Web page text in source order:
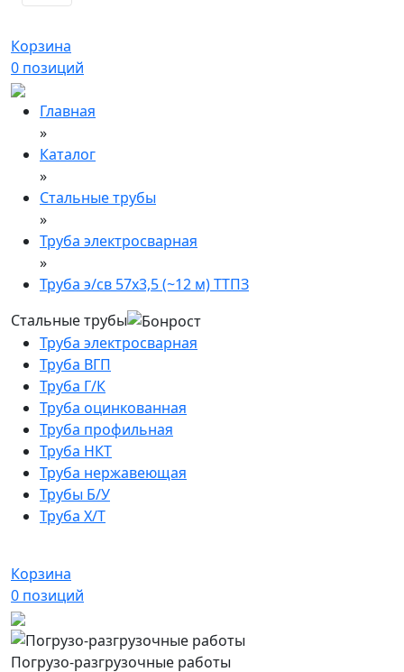
Корзина
0 позиций
Главная
»
Каталог
»
Стальные трубы
»
Труба электросварная
»
Труба э/св 57х3,5 (~12 м) ТТПЗ
Стальные трубы
Труба электросварная
Труба ВГП
Труба Г/К
Труба оцинкованная
Труба профильная
Труба НКТ
Труба нержавеющая
Трубы Б/У
Труба Х/Т
Корзина
0 позиций
Погрузо-разгрузочные работы